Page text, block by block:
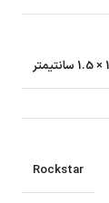
Rockstar